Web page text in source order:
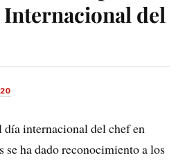
del
día internacional del chef en
se ha dado reconocimiento a los